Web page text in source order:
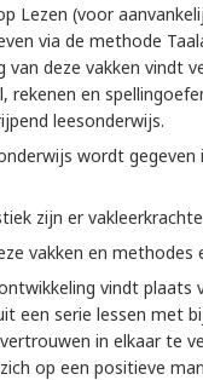
Lezen (voor
via de methode
van deze vakken vindt
rekenen en
leesonderwijs.
wordt
zijn er
vakken en methodes
vindt plaats
een serie lessen met
in elkaar te
op een positieve